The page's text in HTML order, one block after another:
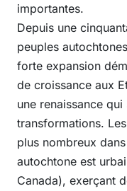
importantes.
Depuis une
peuples
forte expansion
de croissance aux
une renaissance
transformations.
plus nombreux
autochtone est
Canada), exerçant